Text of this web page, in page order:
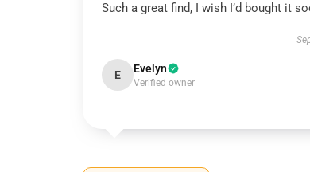
Such a great find, I wish I’d bought it
E Evelyn
Verified owner